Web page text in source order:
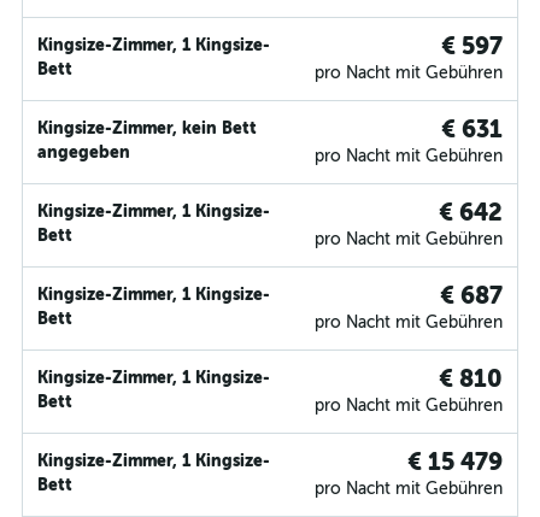
Kingsize-Zimmer, 1 Kingsize-
Bett
€ 597
pro Nacht mit Gebühren
Kingsize-Zimmer, kein Bett
angegeben
€ 631
pro Nacht mit Gebühren
Kingsize-Zimmer, 1 Kingsize-
Bett
€ 642
pro Nacht mit Gebühren
Kingsize-Zimmer, 1 Kingsize-
Bett
€ 687
pro Nacht mit Gebühren
Kingsize-Zimmer, 1 Kingsize-
Bett
€ 810
pro Nacht mit Gebühren
Kingsize-Zimmer, 1 Kingsize-
Bett
€ 15 479
pro Nacht mit Gebühren